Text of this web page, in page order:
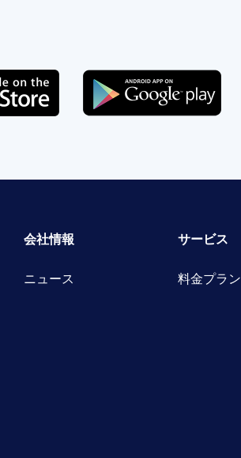
会社情報
ニュース
サービス
料金プラン